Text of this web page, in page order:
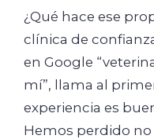
¿Qué hace ese
clínica de
en Google
mí”, llama al
experiencia es
Hemos perdido